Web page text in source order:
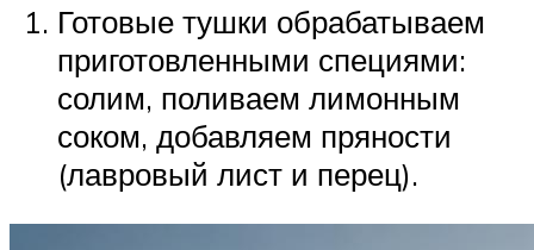
Готовые тушки обрабатываем
приготовленными специями:
солим, поливаем лимонным
соком, добавляем пряности
(лавровый лист и перец).